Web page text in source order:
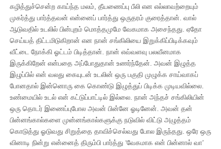
கழித்துச்சென்ற காய்ந்த மலம், தீயணைப்பு பீலி என எல்லாவற்றையும்
முகர்த்து பார்த்தவன் என்னைப் பார்த்து ஒருதரம் குரைத்தான். வால்
ஆடுவதில் உடலில் பின்புறம் மொத்தமுமே வேகமாக அசைந்தது. ஏதோ
செய்யத் திட்டமிடுகிறான் என நான் சங்கிலியை இறுக்கிப்பிடிக்கவும்
வீட்டை நோக்கி ஓட்டம் பிடித்தான். நான் எவ்வளவு பலவீனமாக
இருக்கிறேன் என்பதை அப்போதுதான் உணர்ந்தேன். அவன் இழுத்த
இழுப்பில் என் வலது கையுடன் உடலின் ஒரு பகுதி முழுக்க சாய்வாகப்
போனதால் இன்னொரு கை கொண்டு இழுத்துப் பிடிக்க முடியவில்லை.
உண்மையில் உடல் என் கட்டுப்பாட்டில் இல்லை. நான் அந்தச் சங்கிலியின்
ஒரு தொடர் இணைப்புபோல அவன் பின்னே ஓடினேன். அவன் தன்
பின்னங்கால்களை முன்னங்கால்களுக்கு நடுவில் விட்டு அழுத்தம்
கொடுத்து ஓடுவது சிறுத்தை தாவிச்செல்வது போல இருந்தது. ஒரே ஒரு
வினாடி நின்று என்னைத் திரும்பி பார்த்து ‘வேகமாக என் பின்னால் வா’